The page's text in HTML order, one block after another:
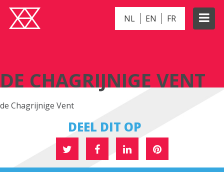
NL EN FR
DE CHAGRIJNIGE VENT
de Chagrijnige Vent
DEEL DIT OP